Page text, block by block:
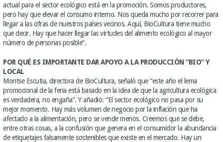
actual para el sector ecológico está en la promoción. Somos productores,
pero hay que elevar el consumo interno. Nos queda mucho por recorrer para
llegar a las cifras de nuestros países vecinos. Aquí, BioCultura tiene mucho
que decir. Hay que hacer llegar las virtudes del alimento ecológico al mayor
número de personas posible”.
POR QUÉ ES IMPORTANTE DAR APOYO A LA PRODUCCIÓN “BIO” Y
LOCAL
Montse Escutia, directora de BioCultura, señaló que “este año el lema
promocional de la feria está basado en la idea de que la agricultura ecológica
es verdadera, no engaña”. Y añadió: “El sector ecológico no pasa por su
mejor momento. Hay más volumen de negocio por la inflación que ha
afectado a la alimentación, pero se vende menos. Creemos que se debe,
entre otras cosas, a la confusión que genera en el consumidor la abundancia
de etiquetajes falsamente sostenibles que existe en el mercado. Hay un